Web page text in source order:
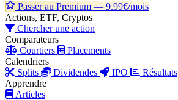
Passer au Premium — 9.99€/mois
Actions, ETF, Cryptos
Chercher une action
Comparateurs
Courtiers
Placements
Calendriers
Splits
Dividendes IPO
Résultats
Apprendre
Articles